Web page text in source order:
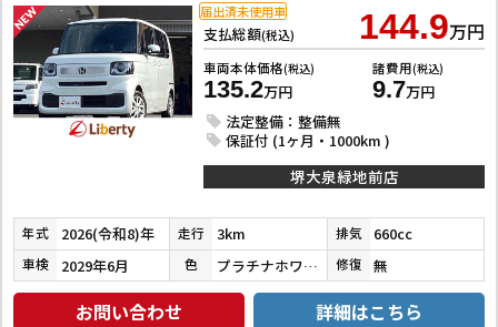
支払総額(税込) 144.9万円
車両本体価格(税込)
135.2万円
諸費用(税込)
9.7万円
法定整備：整備無
保証付 (1ヶ月・1000km )
届出済未使用車
堺大泉緑地前店
年式 2026(令和8)年 走行 3km 排気 660cc
車検 2029年6月 色 プラチナホワイトパール 修復 無
お問い合わせ 詳細はこちら